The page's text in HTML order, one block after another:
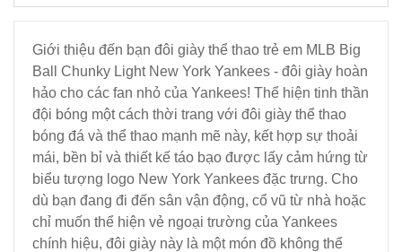
Giới thiệu đến bạn đôi giày thể thao trẻ em MLB Big
Ball Chunky Light New York Yankees - đôi giày hoàn
hảo cho các fan nhỏ của Yankees! Thể hiện tinh thần
đội bóng một cách thời trang với đôi giày thể thao
bóng đá và thể thao mạnh mẽ này, kết hợp sự thoải
mái, bền bỉ và thiết kế táo bạo được lấy cảm hứng từ
biểu tượng logo New York Yankees đặc trưng. Cho
dù bạn đang đi đến sân vận động, cổ vũ từ nhà hoặc
chỉ muốn thể hiện vẻ ngoại trường của Yankees
chính hiệu, đôi giày này là một món đồ không thể